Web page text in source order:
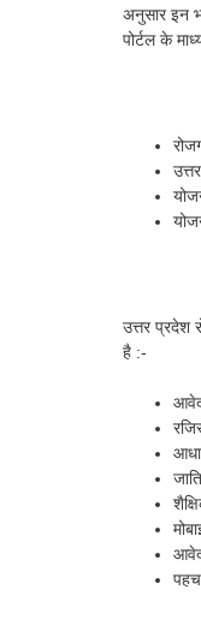
अनुसार इन
पोर्टल के
उत्तर प्रदेश
है :-